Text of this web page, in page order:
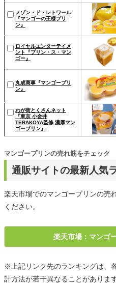
メゾン・ド・レトワール
『マンゴーの王様プリ
ン』
ロイヤルエンターテイメ
ント『プリン・ス・マン
ゴー』
丸成商事『マンゴープリ
ン』
わが街とくさんネット
『東京 小金井
TERAKOYA監修 濃厚マン
ゴープリン』
通販サイトの最新人気
マンゴープリンの売れ筋をチェック
楽天市場でのマンゴープリンの売
ください。
楽天市場：マンゴ
※上記リンク先のランキングは、
計方法が若干異なることがあります